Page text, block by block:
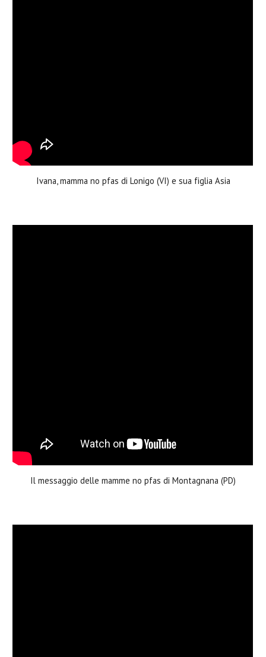
Ivana, mamma no pfas di Lonigo (VI) e sua figlia Asia
Il messaggio delle mamme no pfas di Montagnana (PD)